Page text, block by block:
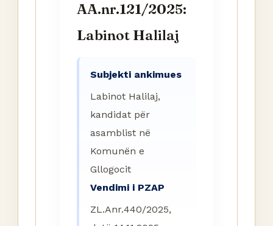
AA.nr.121/2025:
Labinot Halilaj
Subjekti ankimues
Labinot Halilaj,
kandidat për
asamblist në
Komunën e
Gllogocit
Vendimi i PZAP
ZL.Anr.440/2025,